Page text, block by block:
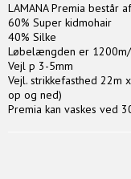
LAMANA Premia består
60% Super kidmohair
40% Silke
Løbelængden er
Vejl p 3-5mm
Vejl. strikkefasthed 22m
op og ned)
Premia kan vaskes ved